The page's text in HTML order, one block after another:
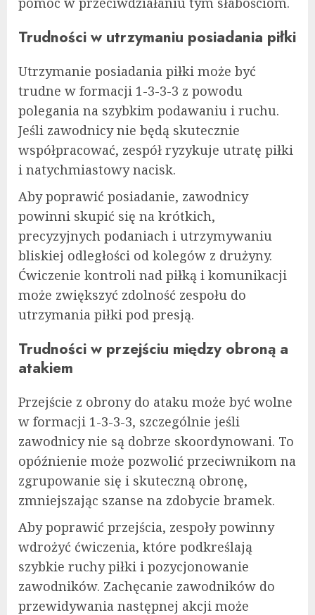
Trudności w utrzymaniu posiadania piłki
Utrzymanie posiadania piłki może być
trudne w formacji 1-3-3-3 z powodu
polegania na szybkim podawaniu i ruchu.
Jeśli zawodnicy nie będą skutecznie
współpracować, zespół ryzykuje utratę piłki
i natychmiastowy nacisk.
Aby poprawić posiadanie, zawodnicy
powinni skupić się na krótkich,
precyzyjnych podaniach i utrzymywaniu
bliskiej odległości od kolegów z drużyny.
Ćwiczenie kontroli nad piłką i komunikacji
może zwiększyć zdolność zespołu do
utrzymania piłki pod presją.
Trudności w przejściu między obroną a
atakiem
Przejście z obrony do ataku może być wolne
w formacji 1-3-3-3, szczególnie jeśli
zawodnicy nie są dobrze skoordynowani. To
opóźnienie może pozwolić przeciwnikom na
zgrupowanie się i skuteczną obronę,
zmniejszając szanse na zdobycie bramek.
Aby poprawić przejścia, zespoły powinny
wdrożyć ćwiczenia, które podkreślają
szybkie ruchy piłki i pozycjonowanie
zawodników. Zachęcanie zawodników do
przewidywania następnej akcji może